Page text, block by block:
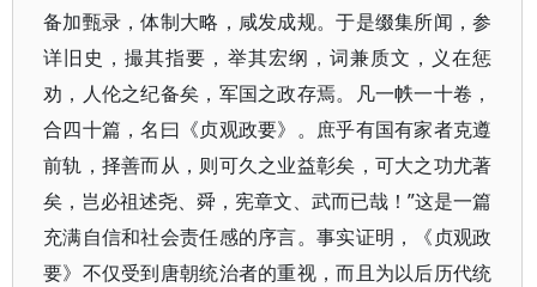
备加甄录，体制大略，咸发成规。于是缀集所闻，参
详旧史，撮其指要，举其宏纲，词兼质文，义在惩
劝，人伦之纪备矣，军国之政存焉。凡一帙一十卷，
合四十篇，名曰《贞观政要》。庶乎有国有家者克遵
前轨，择善而从，则可久之业益彰矣，可大之功尤著
矣，岂必祖述尧、舜，宪章文、武而已哉！”这是一篇
充满自信和社会责任感的序言。事实证明，《贞观政
要》不仅受到唐朝统治者的重视，而且为以后历代统